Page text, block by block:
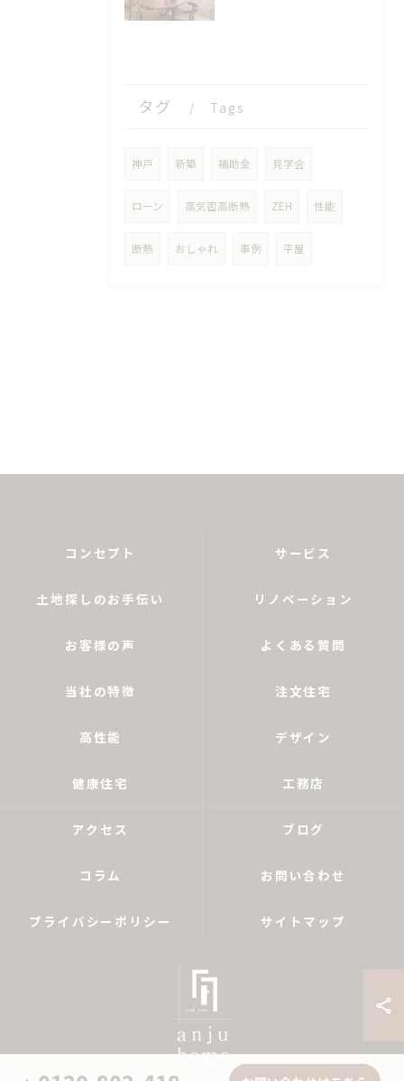
タグ Tags
神戸 新築 補助金 見学会
ローン 高気密高断熱 ZEH 性能
断熱 おしゃれ 事例 平屋
コンセプト サービス
土地探しのお手伝い リノベーション
お客様の声 よくある質問
当社の特徴 注文住宅
高性能 デザイン
健康住宅 工務店
アクセス ブログ
コラム お問い合わせ
プライバシーポリシー サイトマップ